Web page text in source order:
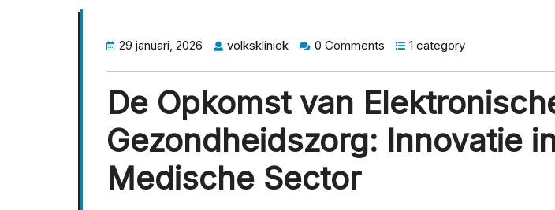
29 januari, 2026 volkskliniek 0 Comments 1 category
De Opkomst van
Gezondheidszorg: Innovatie
Medische Sector